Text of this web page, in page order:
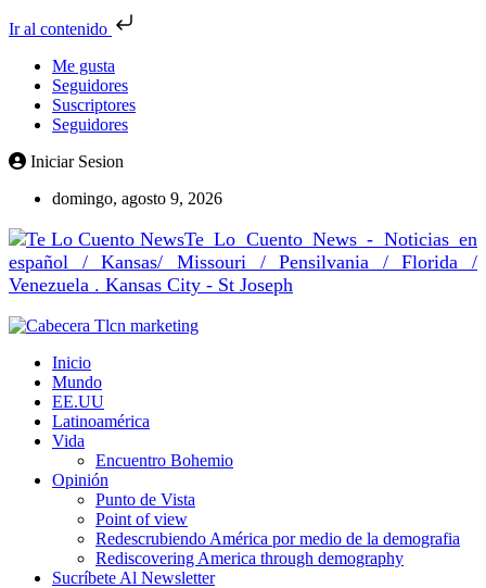
Ir al contenido
Me gusta
Seguidores
Suscriptores
Seguidores
Iniciar Sesion
domingo, agosto 9, 2026
Te Lo Cuento News - Noticias en
español / Kansas/ Missouri / Pensilvania / Florida /
Venezuela . Kansas City - St Joseph
Inicio
Mundo
EE.UU
Latinoamérica
Vida
Encuentro Bohemio
Opinión
Punto de Vista
Point of view
Redescrubiendo América por medio de la demografia
Rediscovering America through demography
Sucríbete Al Newsletter